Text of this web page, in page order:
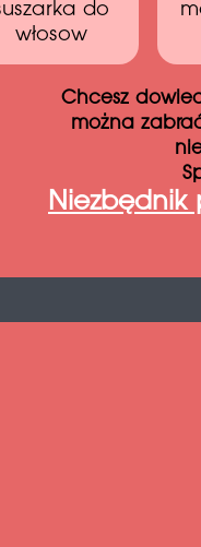
do
włosow
Chcesz
można
Niezbędnik